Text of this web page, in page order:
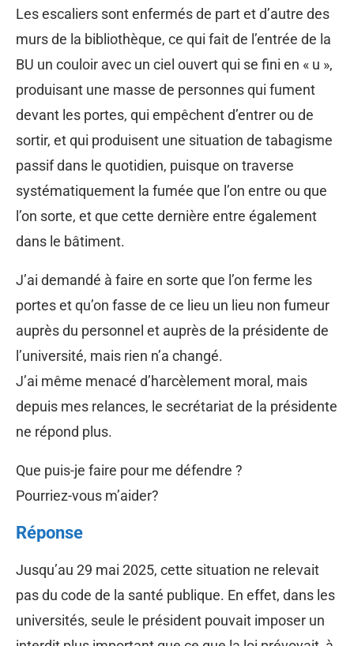
Les escaliers sont enfermés de part et d’autre des
murs de la bibliothèque, ce qui fait de l’entrée de la
BU un couloir avec un ciel ouvert qui se fini en « u »,
produisant une masse de personnes qui fument
devant les portes, qui empêchent d’entrer ou de
sortir, et qui produisent une situation de tabagisme
passif dans le quotidien, puisque on traverse
systématiquement la fumée que l’on entre ou que
l’on sorte, et que cette dernière entre également
dans le bâtiment.
J’ai demandé à faire en sorte que l’on ferme les
portes et qu’on fasse de ce lieu un lieu non fumeur
auprès du personnel et auprès de la présidente de
l’université, mais rien n’a changé.
J’ai même menacé d’harcèlement moral, mais
depuis mes relances, le secrétariat de la présidente
ne répond plus.
Que puis-je faire pour me défendre ?
Pourriez-vous m’aider?
Réponse
Jusqu’au 29 mai 2025, cette situation ne relevait
pas du code de la santé publique. En effet, dans les
universités, seule le président pouvait imposer un